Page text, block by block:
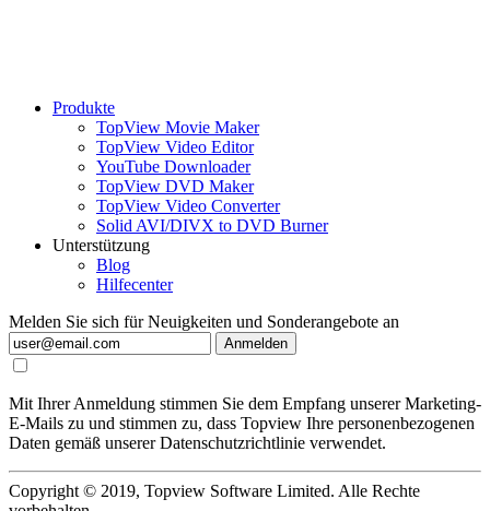
Produkte
TopView Movie Maker
TopView Video Editor
YouTube Downloader
TopView DVD Maker
TopView Video Converter
Solid AVI/DIVX to DVD Burner
Unterstützung
Blog
Hilfecenter
Melden Sie sich für Neuigkeiten und Sonderangebote an
Anmelden
Mit Ihrer Anmeldung stimmen Sie dem Empfang unserer Marketing-
E-Mails zu und stimmen zu, dass Topview Ihre personenbezogenen
Daten gemäß unserer Datenschutzrichtlinie verwendet.
Copyright © 2019, Topview Software Limited. Alle Rechte